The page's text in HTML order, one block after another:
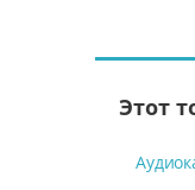
Этот